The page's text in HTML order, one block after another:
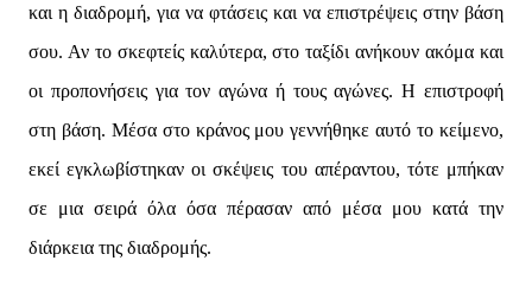
και η διαδρομή, για να φτάσεις και να επιστρέψεις στην βάση
σου. Αν το σκεφτείς καλύτερα, στο ταξίδι ανήκουν ακόμα και
οι προπονήσεις για τον αγώνα ή τους αγώνες. Η επιστροφή
στη βάση. Μέσα στο κράνος μου γεννήθηκε αυτό το κείμενο,
εκεί εγκλωβίστηκαν οι σκέψεις του απέραντου, τότε μπήκαν
σε μια σειρά όλα όσα πέρασαν από μέσα μου κατά την
διάρκεια της διαδρομής.